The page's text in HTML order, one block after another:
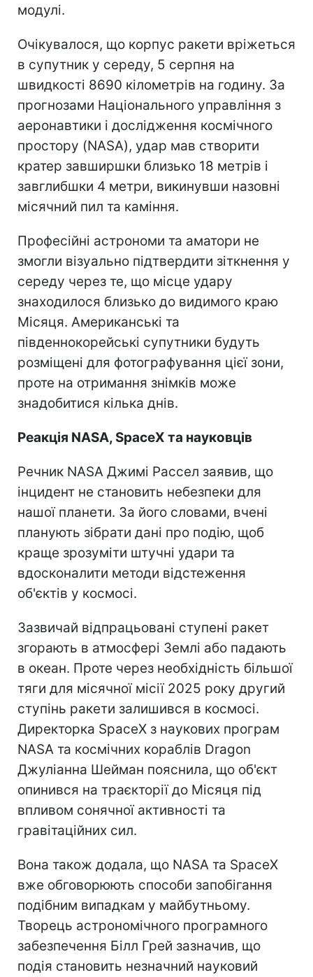
модулі.
Очікувалося, що корпус ракети вріжеться
в супутник у середу, 5 серпня на
швидкості 8690 кілометрів на годину. За
прогнозами Національного управління з
аеронавтики і дослідження космічного
простору (NASA), удар мав створити
кратер завширшки близько 18 метрів і
завглибшки 4 метри, викинувши назовні
місячний пил та каміння.
Професійні астрономи та аматори не
змогли візуально підтвердити зіткнення у
середу через те, що місце удару
знаходилося близько до видимого краю
Місяця. Американські та
південнокорейські супутники будуть
розміщені для фотографування цієї зони,
проте на отримання знімків може
знадобитися кілька днів.
Реакція NASA, SpaceX та науковців
Речник NASA Джимі Рассел заявив, що
інцидент не становить небезпеки для
нашої планети. За його словами, вчені
планують зібрати дані про подію, щоб
краще зрозуміти штучні удари та
вдосконалити методи відстеження
об'єктів у космосі.
Зазвичай відпрацьовані ступені ракет
згорають в атмосфері Землі або падають
в океан. Проте через необхідність більшої
тяги для місячної місії 2025 року другий
ступінь ракети залишився в космосі.
Директорка SpaceX з наукових програм
NASA та космічних кораблів Dragon
Джуліанна Шейман пояснила, що об'єкт
опинився на траєкторії до Місяця під
впливом сонячної активності та
гравітаційних сил.
Вона також додала, що NASA та SpaceX
вже обговорюють способи запобігання
подібним випадкам у майбутньому.
Творець астрономічного програмного
забезпечення Білл Грей зазначив, що
подія становить незначний науковий